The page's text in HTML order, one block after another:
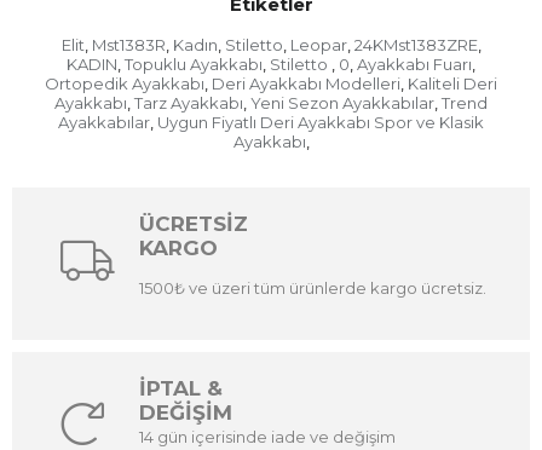
Etiketler
Elit, Mst1383R, Kadın, Stiletto, Leopar, 24KMst1383ZRE,
KADIN, Topuklu Ayakkabı, Stiletto , 0, Ayakkabı Fuarı,
Ortopedik Ayakkabı, Deri Ayakkabı Modelleri, Kaliteli Deri
Ayakkabı, Tarz Ayakkabı, Yeni Sezon Ayakkabılar, Trend
Ayakkabılar, Uygun Fiyatlı Deri Ayakkabı Spor ve Klasik
Ayakkabı,
ÜCRETSİZ
KARGO
1500₺ ve üzeri tüm ürünlerde kargo ücretsiz.
İPTAL &
DEĞİŞİM
14 gün içerisinde iade ve değişim